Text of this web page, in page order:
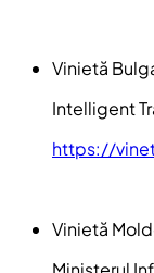
Vinietă
Intelligent
https://
Vinietă